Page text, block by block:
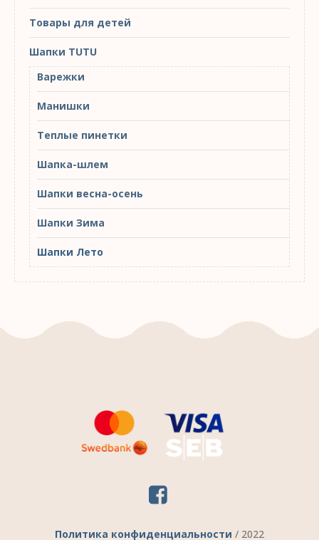
Товары для детей
Шапки TUTU
Варежки
Манишки
Теплые пинетки
Шапка-шлем
Шапки весна-осень
Шапки Зима
Шапки Лето
Политика конфиденциальности / 2022